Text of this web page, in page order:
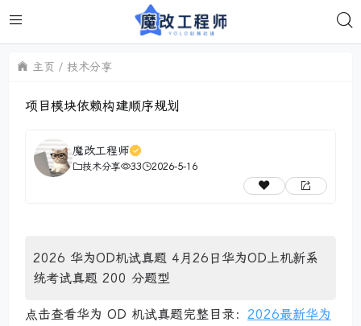
主页 技术分享
项目模块依赖构建顺序规划
魔改工程师
技术分享 33 2026-5-16
2026 华为OD机试真题 4月26日华为OD上机新系
统考试真题 200 分题型
点击查看华为 OD 机试真题完整目录： 2026最新华为